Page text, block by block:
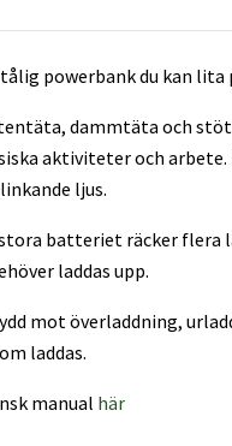
powerbank du kan
dammtäta och
aktiviteter och
ljus.
batteriet räcker flera
laddas upp.
mot överladdning,
laddas.
manual här